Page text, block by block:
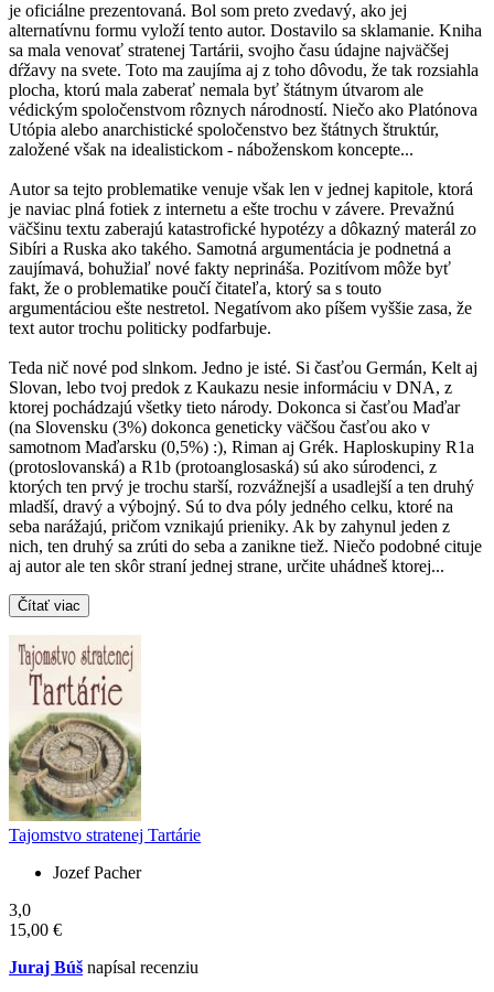
je oficiálne prezentovaná. Bol som preto zvedavý, ako jej
alternatívnu formu vyloží tento autor. Dostavilo sa sklamanie. Kniha
sa mala venovať stratenej Tartárii, svojho času údajne najväčšej
dŕžavy na svete. Toto ma zaujíma aj z toho dôvodu, že tak rozsiahla
plocha, ktorú mala zaberať nemala byť štátnym útvarom ale
védickým spoločenstvom rôznych národností. Niečo ako Platónova
Utópia alebo anarchistické spoločenstvo bez štátnych štruktúr,
založené však na idealistickom - náboženskom koncepte...
Autor sa tejto problematike venuje však len v jednej kapitole, ktorá
je naviac plná fotiek z internetu a ešte trochu v závere. Prevažnú
väčšinu textu zaberajú katastrofické hypotézy a dôkazný materál zo
Sibíri a Ruska ako takého. Samotná argumentácia je podnetná a
zaujímavá, bohužiaľ nové fakty neprináša. Pozitívom môže byť
fakt, že o problematike poučí čitateľa, ktorý sa s touto
argumentáciou ešte nestretol. Negatívom ako píšem vyššie zasa, že
text autor trochu politicky podfarbuje.
Teda nič nové pod slnkom. Jedno je isté. Si časťou Germán, Kelt aj
Slovan, lebo tvoj predok z Kaukazu nesie informáciu v DNA, z
ktorej pochádzajú všetky tieto národy. Dokonca si časťou Maďar
(na Slovensku (3%) dokonca geneticky väčšou časťou ako v
samotnom Maďarsku (0,5%) :), Riman aj Grék. Haploskupiny R1a
(protoslovanská) a R1b (protoanglosaská) sú ako súrodenci, z
ktorých ten prvý je trochu starší, rozvážnejší a usadlejší a ten druhý
mladší, dravý a výbojný. Sú to dva póly jedného celku, ktoré na
seba narážajú, pričom vznikajú prieniky. Ak by zahynul jeden z
nich, ten druhý sa zrúti do seba a zanikne tiež. Niečo podobné cituje
aj autor ale ten skôr straní jednej strane, určite uhádneš ktorej...
Čítať viac
Tajomstvo stratenej Tartárie
Jozef Pacher
3,0
15,00 €
Juraj Búš napísal recenziu